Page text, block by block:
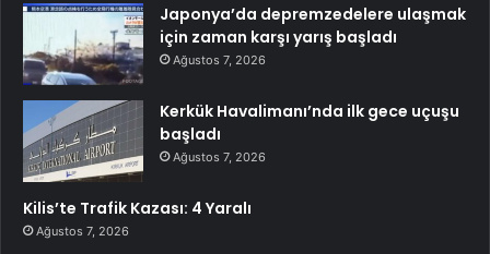
Japonya’da depremzedelere ulaşmak
için zaman karşı yarış başladı
Ağustos 7, 2026
Kerkük Havalimanı’nda ilk gece uçuşu
başladı
Ağustos 7, 2026
Kilis’te Trafik Kazası: 4 Yaralı
Ağustos 7, 2026